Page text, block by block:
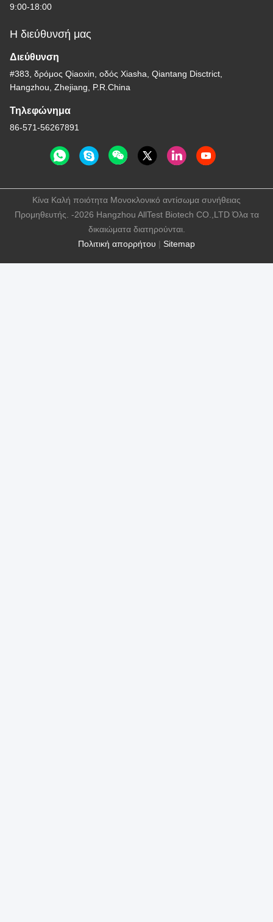
9:00-18:00
Η διεύθυνσή μας
Διεύθυνση
#383, δρόμος Qiaoxin, οδός Xiasha, Qiantang Disctrict,
Hangzhou, Zhejiang, P.R.China
Τηλεφώνημα
86-571-56267891
Πολιτική απορρήτου | Sitemap
Κίνα Καλή ποιότητα Μονοκλονικό αντίσωμα συνήθειας
Προμηθευτής. -2026 Hangzhou AllTest Biotech CO.,LTD Όλα τα
δικαιώματα διατηρούνται.